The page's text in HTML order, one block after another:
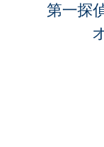
第一探